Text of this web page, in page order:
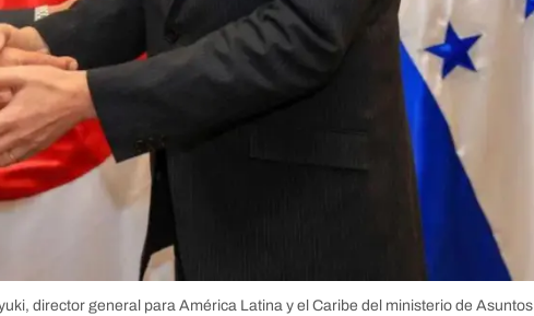
director general para América Latina y el Caribe del ministerio de Asuntos